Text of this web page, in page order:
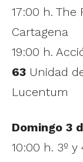
17:00 h. The
Cartagena
19:00 h.
63 Unidad
Lucentum
Domingo 3
10:00 h. 3º